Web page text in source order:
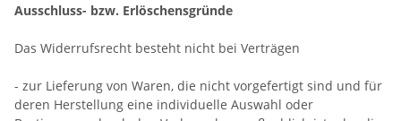
Ausschluss- bzw. Erlöschensgründe
Das Widerrufsrecht besteht nicht bei Verträgen
- zur Lieferung von Waren, die nicht vorgefertigt sind und für
deren Herstellung eine individuelle Auswahl oder